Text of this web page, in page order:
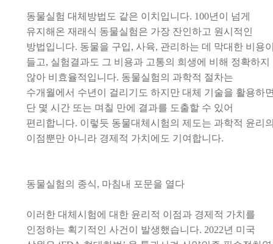
동물실험 대체방법도 같은 이치입니다. 100년이 넘게
유지해온 재래식 동물실험은 가장 잔인하고 원시적인
방법입니다. 동물을 구입, 사육, 관리하는 데 막대한 비용
들고, 실험결과도 그 비용과 고통의 희생에 비해 정확하지
않아 비효율적입니다. 동물실험의 과학적 절차는
수개월에서 수년이 걸리기도 하지만 대체 기술을 활용하
단 몇 시간 또는 며칠 만에 결과를 도출할 수 있어
편리합니다. 이렇듯 동물대체시험의 제도는 과학적 윤리
이점뿐만 아니라 경제적 가치에도 기여합니다.
동물실험의 종식, 마침내 포문을 열다
이러한 대체시험에 대한 윤리적 이점과 경제적 가치를
인정하는 획기적인 사건이 발생했습니다. 2022년 미국